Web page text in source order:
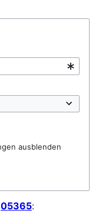
ausblenden
05365: